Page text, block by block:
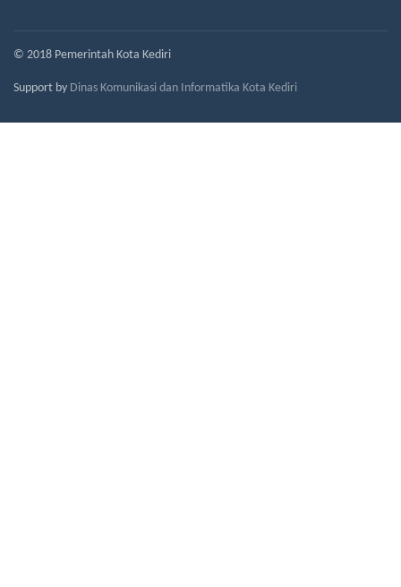
© 2018 Pemerintah Kota Kediri
Support by Dinas Komunikasi dan Informatika Kota Kediri